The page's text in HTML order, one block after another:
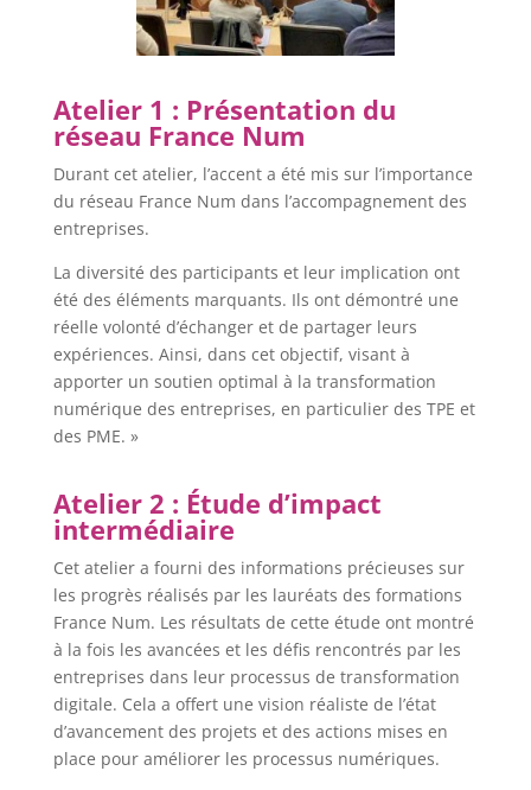
Atelier 1 : Présentation du
réseau France Num
Durant cet atelier, l’accent a été mis sur l’importance
du réseau France Num dans l’accompagnement des
entreprises.
La diversité des participants et leur implication ont
été des éléments marquants. Ils ont démontré une
réelle volonté d’échanger et de partager leurs
expériences. Ainsi, dans cet objectif, visant à
apporter un soutien optimal à la transformation
numérique des entreprises, en particulier des TPE et
des PME. »
Atelier 2 : Étude d’impact
intermédiaire
Cet atelier a fourni des informations précieuses sur
les progrès réalisés par les lauréats des formations
France Num. Les résultats de cette étude ont montré
à la fois les avancées et les défis rencontrés par les
entreprises dans leur processus de transformation
digitale. Cela a offert une vision réaliste de l’état
d’avancement des projets et des actions mises en
place pour améliorer les processus numériques.